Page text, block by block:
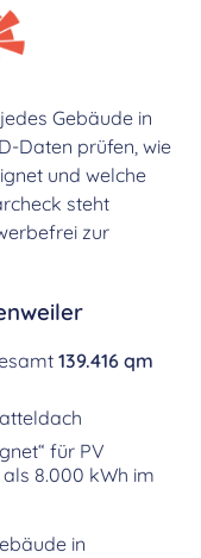
Gebäude in
Daten prüfen, wie
und welche
steht
zur
139.416 qm
für PV
8.000 kWh im
in